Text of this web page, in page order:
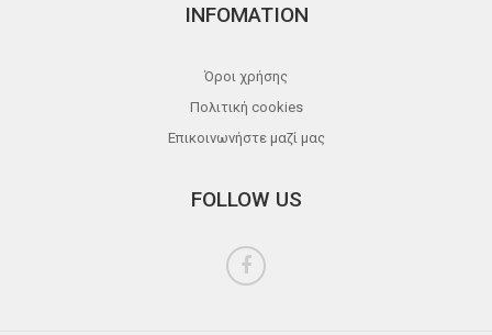
INFOMATION
Όροι χρήσης
Πολιτική cookies
Επικοινωνήστε μαζί μας
FOLLOW US